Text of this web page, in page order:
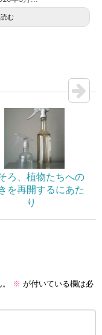
む
ろ、植物たちへの
を再開するにあた
り
※ が付いている欄は必